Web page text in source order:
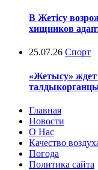
В Жетісу
хищников
25.07.26 Спорт
«Жетысу»
Главная
Новости
О Нас
Качество
Погода
Политика сайта